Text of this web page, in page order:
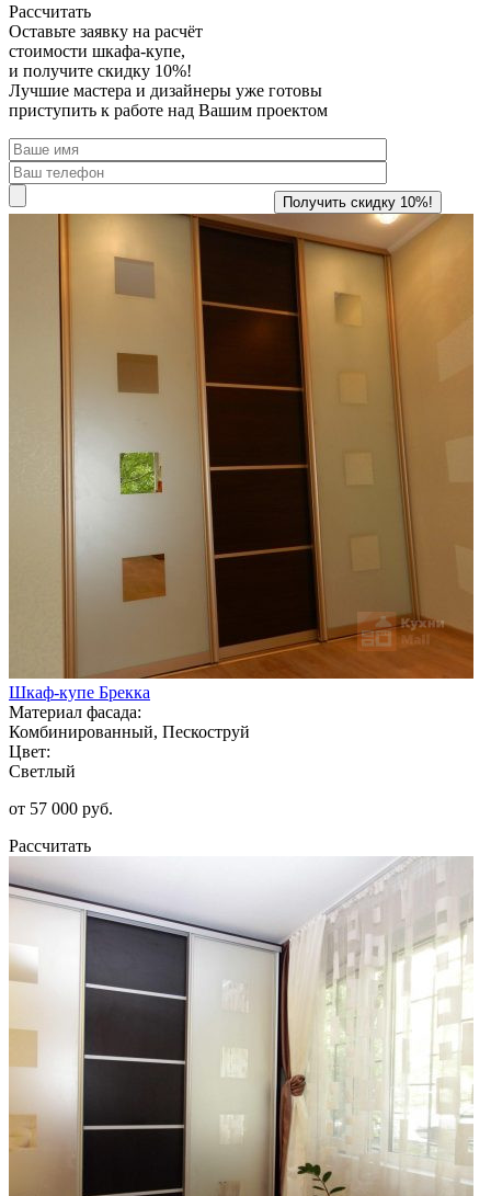
Рассчитать
Оставьте заявку на расчёт
стоимости шкафа-купе,
и получите скидку 10%!
Лучшие мастера и дизайнеры уже готовы
приступить к работе над Вашим проектом
Шкаф-купе Брекка
Материал фасада:
Комбинированный, Пескоструй
Цвет:
Светлый
от 57 000 руб.
Рассчитать